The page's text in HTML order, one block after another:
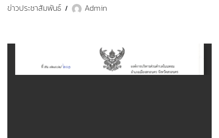
ข่าวประชาสัมพันธ์ Admin